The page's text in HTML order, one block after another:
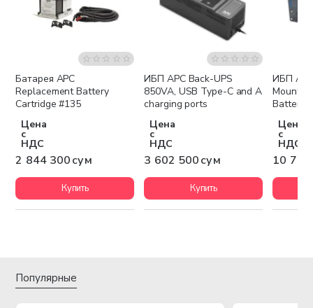
Бесплатная доставка
Батарея APC
Replacement Battery
Cartridge #135
Цена
с
НДС
2 844 300 сум
Купить
Бесплатная доставка
ИБП APC Back-UPS
850VA, USB Type-C and A
charging ports
Цена
с
НДС
3 602 500 сум
Купить
ИБП
Mount
Battery
Цена
с
НДС
10
Популярные